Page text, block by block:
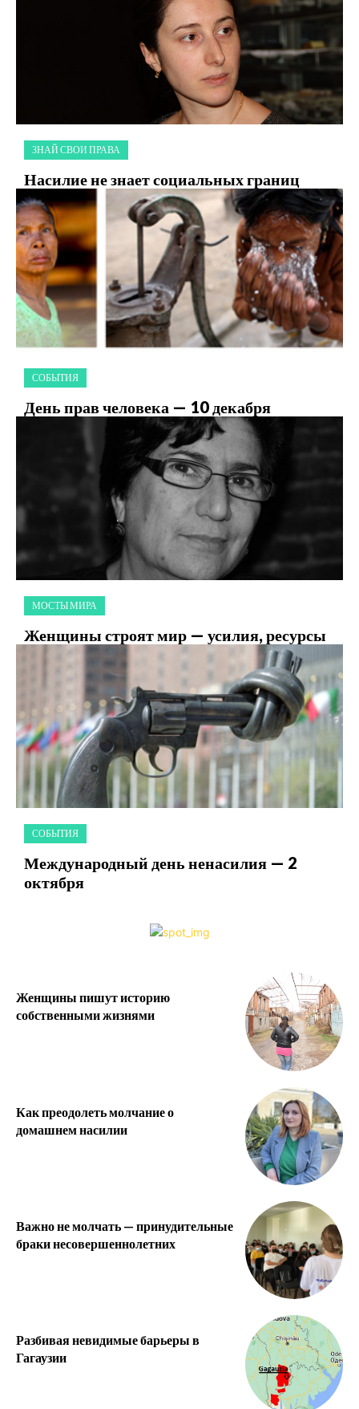
ЗНАЙ СВОИ ПРАВА
Насилие не знает социальных границ
СОБЫТИЯ
День прав человека — 10 декабря
МОСТЫ МИРА
Женщины строят мир — усилия, ресурсы
СОБЫТИЯ
Международный день ненасилия — 2
октября
Женщины пишут историю
собственными жизнями
Как преодолеть молчание о
домашнем насилии
Важно не молчать — принудительные
браки несовершеннолетних
Разбивая невидимые барьеры в
Гагаузии